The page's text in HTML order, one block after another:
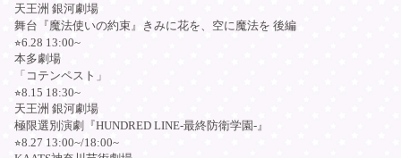
天王洲 銀河劇場
舞台『魔法使いの約束』きみに花を、空に魔法を 後編
⭐︎6.28 13:00~
本多劇場
「コテンペスト」
⭐︎8.15 18:30~
天王洲 銀河劇場
極限選別演劇『HUNDRED LINE-最終防衛学園-』
⭐︎8.27 13:00~/18:00~